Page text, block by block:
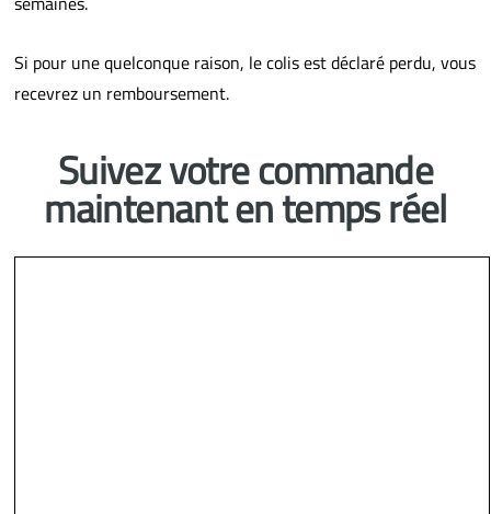
Si pour une quelconque raison, le colis est déclaré perdu, vous
recevrez un remboursement.
Suivez votre commande
maintenant en temps réel